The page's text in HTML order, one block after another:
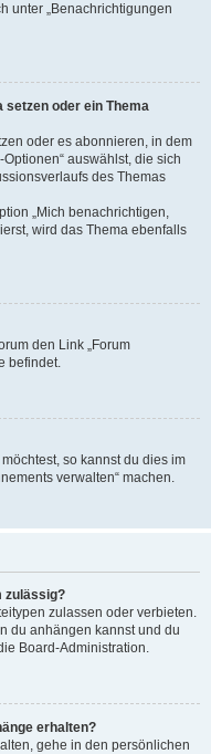
unter „Benachrichtigungen
setzen oder ein Thema
oder es abonnieren, in dem
auswählst, die sich
des Themas
„Mich benachrichtigen,
wird das Thema ebenfalls
den Link „Forum
befindet.
so kannst du dies im
verwalten“ machen.
zulässig?
zulassen oder verbieten.
du anhängen kannst und du
Board-Administration.
erhalten?
gehe in den persönlichen